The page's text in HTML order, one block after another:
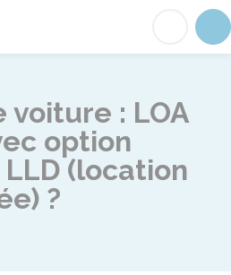
voiture : LOA
option
(location
?